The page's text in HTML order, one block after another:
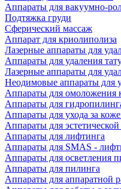
Аппараты для вакуумно-
Подтяжка груди
Сферический массаж
Аппарат для криолиполиза
Лазерные аппараты для
Аппараты для удаления
Лазерные аппараты для
Неодимовые аппараты для
Аппараты для омоложения
Аппараты для
Аппараты для ухода за
Аппараты для
Аппараты для лифтинга
Аппараты для SMAS -
Аппараты для осветления
Аппараты для пилинга
Аппараты для аппаратной